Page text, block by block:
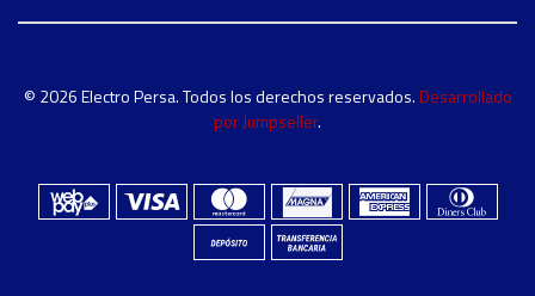
© 2026 Electro Persa. Todos los derechos reservados. Desarrollado
por Jumpseller.